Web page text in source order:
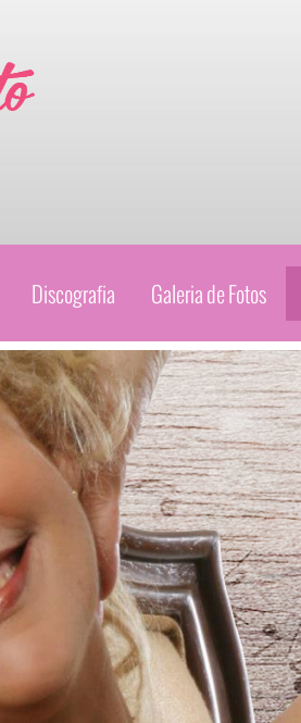
(34) 3314-3680
Discografia Galeria de Fotos